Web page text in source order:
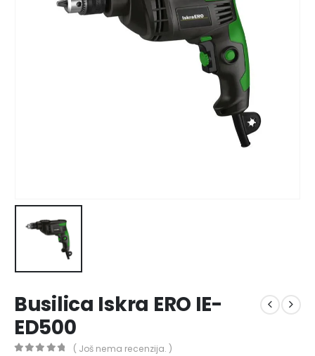
Busilica Iskra ERO IE-
ED500
( Još nema recenzija. )